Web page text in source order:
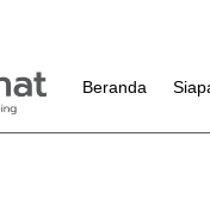
Beranda